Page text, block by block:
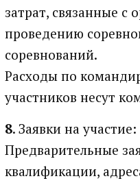
затрат, связанные
проведению
соревнований.
Расходы по
участников несут
8. Заявки на участие:
Предварительные
квалификации,